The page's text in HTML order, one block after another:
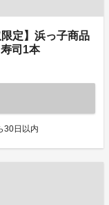
定】浜っ子商品
司1本
30日以内